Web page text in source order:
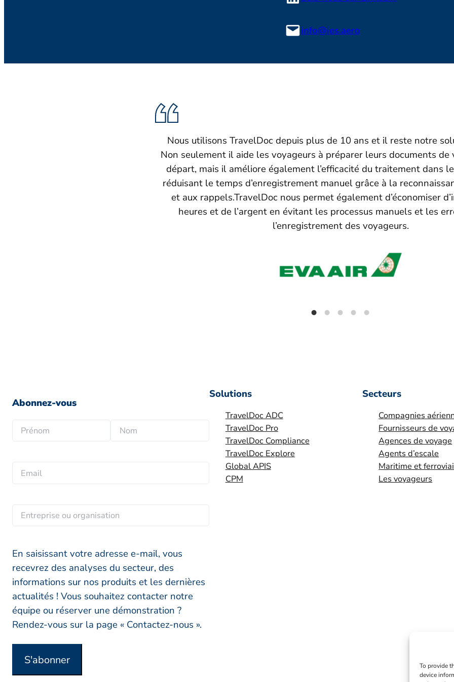
To provide
device
info@ies.aero
Nous utilisons TravelDoc depuis plus de 10 ans et il reste notre
Non seulement il aide les voyageurs à préparer leurs documents
départ, mais il améliore également l’efficacité du traitement dans
réduisant le temps d’enregistrement manuel grâce à la
et aux rappels.TravelDoc nous permet également d’économiser
heures et de l’argent en évitant les processus manuels et les
l’enregistrement des voyageurs.
Abonnez-vous
o
r
o
o
m
ln
r
e
p
r
i
s
En saisissant votre adresse e-mail, vous
recevrez des analyses du secteur, des
informations sur nos produits et les dernières
actualités ! Vous souhaitez contacter notre
équipe ou réserver une démonstration ?
Rendez-vous sur la page « Contactez-nous ».
S'abonner
Solutions
TravelDoc ADC
TravelDoc Pro
TravelDoc Compliance
TravelDoc Explore
Global APIS
CPM
Secteurs
Compagnies
Fournisseurs de
Agences de voyage
Agents d’escale
Maritime et
Les voyageurs